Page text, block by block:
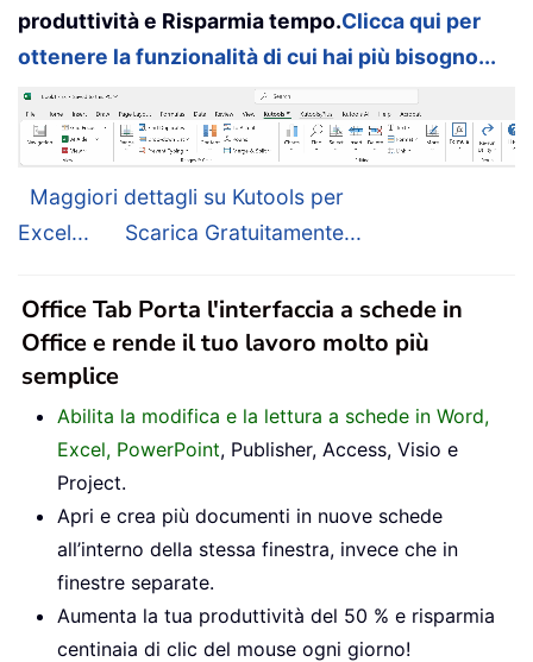
produttività e Risparmia tempo.Clicca qui per
ottenere la funzionalità di cui hai più bisogno...
Maggiori dettagli su Kutools per
Excel...
Scarica Gratuitamente...
Office Tab Porta l'interfaccia a schede in
Office e rende il tuo lavoro molto più
semplice
Abilita la modifica e la lettura a schede in Word,
Excel, PowerPoint, Publisher, Access, Visio e
Project.
Apri e crea più documenti in nuove schede
all’interno della stessa finestra, invece che in
finestre separate.
Aumenta la tua produttività del 50 % e risparmia
centinaia di clic del mouse ogni giorno!